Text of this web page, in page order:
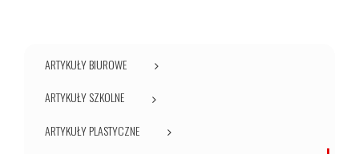
ARTYKUŁY BIUROWE
ARTYKUŁY SZKOLNE
ARTYKUŁY PLASTYCZNE